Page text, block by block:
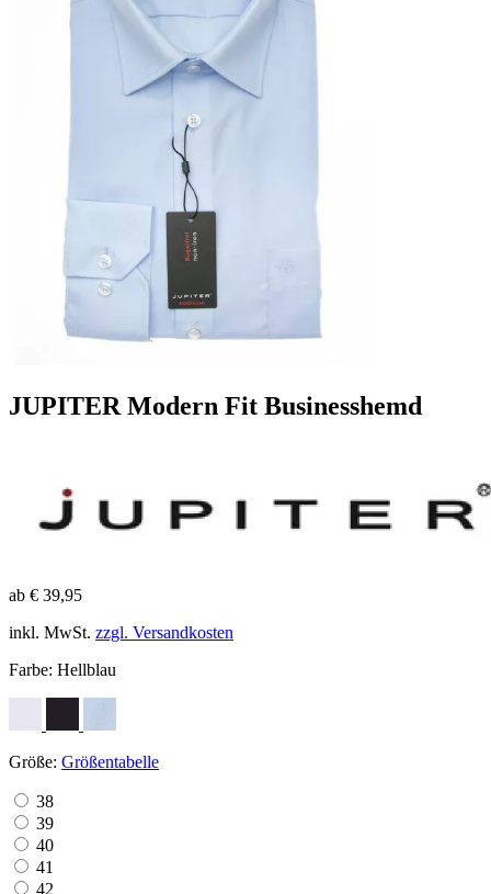
JUPITER Modern Fit Businesshemd
ab € 39,95
inkl. MwSt. zzgl. Versandkosten
Farbe: Hellblau
Größe: Größentabelle
38
39
40
41
42